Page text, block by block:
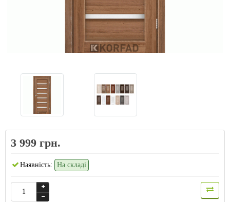
3 999 грн.
Наявність: На складі